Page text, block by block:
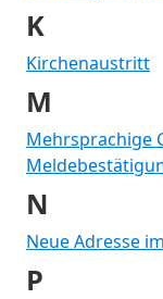
K
Kirchenaustritt
M
Mehrsprachige
N
Neue Adresse
P